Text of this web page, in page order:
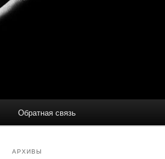
Обратная связь
АРХИВЫ